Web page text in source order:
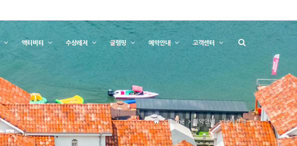
액티비티 수상레저 글램핑 예약안내 고객센터
Home 예약안내 단체견적